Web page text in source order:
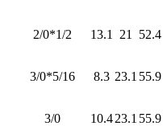
2/0*1/2 13.1 21 52.4
3/0*5/16 8.3 23.1 55.9
3/0 10.423.1 55.9